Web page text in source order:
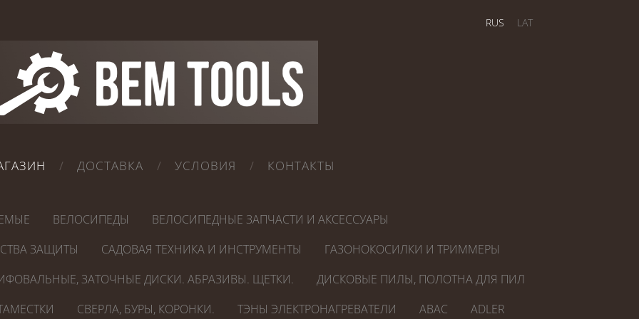
ДОСТАВКА УСЛОВИЯ КОНТАКТЫ
RUS LAT
ВЕЛОСИПЕДЫ
ВЕЛОСИПЕДНЫЕ ЗАПЧАСТИ И АКСЕССУАРЫ
ЗАЩИТЫ
САДОВАЯ ТЕХНИКА И ИНСТРУМЕНТЫ
ГАЗОНОКОСИЛКИ И ТРИММЕРЫ
ЗАТОЧНЫЕ ДИСКИ. АБРАЗИВЫ. ЩЕТКИ.
ДИСКОВЫЕ ПИЛЫ, ПОЛОТНА ДЛЯ ПИЛ
СВЕРЛА, БУРЫ, КОРОНКИ. ТЭНЫ ЭЛЕКТРОНАГРЕВАТЕЛИ ABAC ADLER